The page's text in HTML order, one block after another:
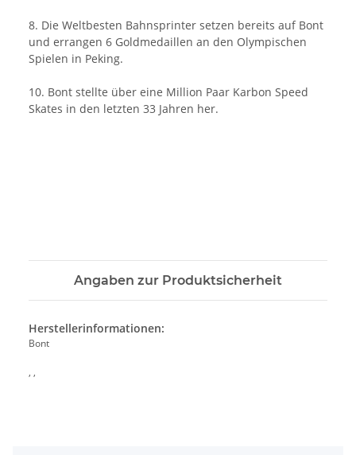
8. Die Weltbesten Bahnsprinter setzen bereits auf Bont
und errangen 6 Goldmedaillen an den Olympischen
Spielen in Peking.
10. Bont stellte über eine Million Paar Karbon Speed
Skates in den letzten 33 Jahren her.
Angaben zur Produktsicherheit
Herstellerinformationen:
Bont
, ,